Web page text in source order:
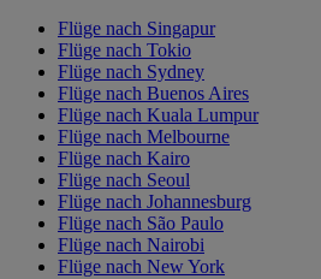
Flüge nach Singapur
Flüge nach Tokio
Flüge nach Sydney
Flüge nach Buenos Aires
Flüge nach Kuala Lumpur
Flüge nach Melbourne
Flüge nach Kairo
Flüge nach Seoul
Flüge nach Johannesburg
Flüge nach São Paulo
Flüge nach Nairobi
Flüge nach New York